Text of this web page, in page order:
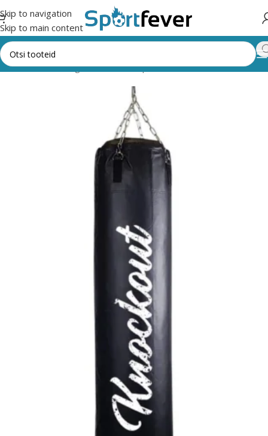
Skip to navigation
Skip to main content
Esileht Kõik kategooriad Võitlussport Poks Poksikotid